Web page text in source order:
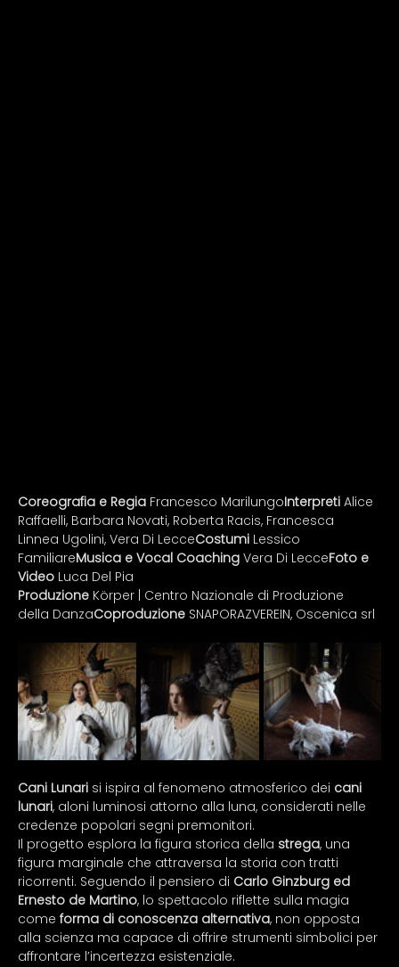
Coreografia e Regia Francesco MarilungoInterpreti Alice
Raffaelli, Barbara Novati, Roberta Racis, Francesca
Linnea Ugolini, Vera Di LecceCostumi Lessico
FamiliareMusica e Vocal Coaching Vera Di LecceFoto e
Video Luca Del Pia
Produzione Körper | Centro Nazionale di Produzione
della DanzaCoproduzione SNAPORAZVEREIN, Oscenica srl
Cani Lunari si ispira al fenomeno atmosferico dei cani
lunari, aloni luminosi attorno alla luna, considerati nelle
credenze popolari segni premonitori.
Il progetto esplora la figura storica della strega, una
figura marginale che attraversa la storia con tratti
ricorrenti. Seguendo il pensiero di Carlo Ginzburg ed
Ernesto de Martino, lo spettacolo riflette sulla magia
come forma di conoscenza alternativa, non opposta
alla scienza ma capace di offrire strumenti simbolici per
affrontare l’incertezza esistenziale.